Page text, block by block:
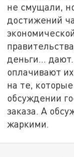
не смущали,
достижений
деньги…
оплачивают
на те,
обсуждении
заказа. А
жаркими.